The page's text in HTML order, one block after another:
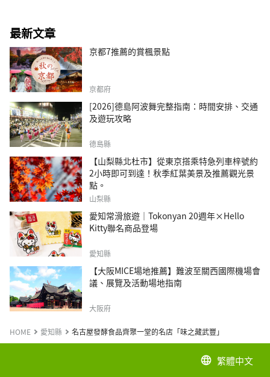
最新文章
京都7推薦的賞楓景點
京都府
[2026]德島阿波舞完整指南：時間安排、交通
及遊玩攻略
德島縣
【山梨縣北杜市】從東京搭乘特急列車梓號約
2小時即可到達！秋季紅葉美景及推薦觀光景
點。
山梨縣
愛知常滑旅遊｜Tokonyan 20週年×Hello
Kitty聯名商品登場
愛知縣
【大阪MICE場地推薦】難波至關西國際機場會
議、展覽及活動場地指南
大阪府
HOME 愛知縣 名古屋發酵食品齊聚一堂的名店「味之藏武豐」
language 繁體中文